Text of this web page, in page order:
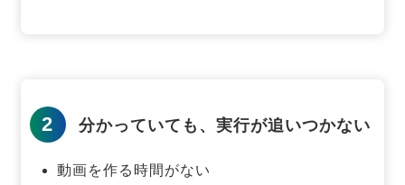
2 分かっていても、実行が追いつかない
動画を作る時間がない